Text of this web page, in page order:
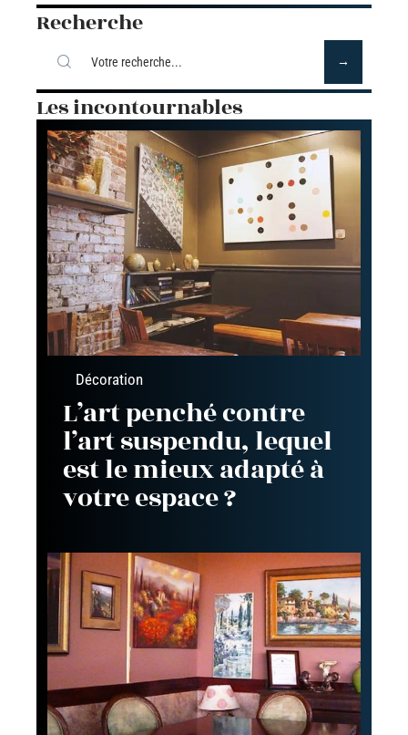
Recherche
Les incontournables
Décoration
L’art penché contre
l’art suspendu, lequel
est le mieux adapté à
votre espace ?